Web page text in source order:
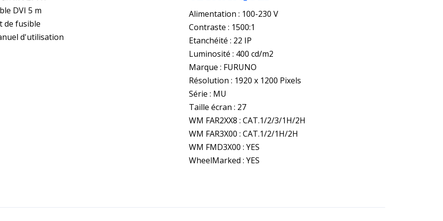
DVI 5 m
de fusible
d'utilisation
Alimentation : 100-230 V
Contraste : 1500:1
Etanchéité : 22 IP
Luminosité : 400 cd/m2
Marque : FURUNO
Résolution : 1920 x 1200 Pixels
Série : MU
Taille écran : 27
WM FAR2XX8 : CAT.1/2/3/1H/2H
WM FAR3X00 : CAT.1/2/1H/2H
WM FMD3X00 : YES
WheelMarked : YES